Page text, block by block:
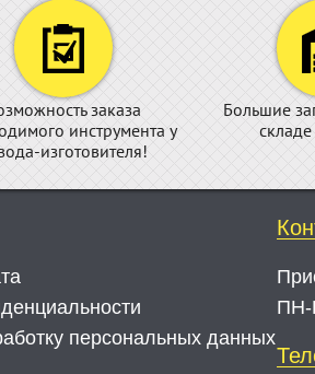
заказа
инструмента у
изготовителя!
Большие
персональных данных
ПН-